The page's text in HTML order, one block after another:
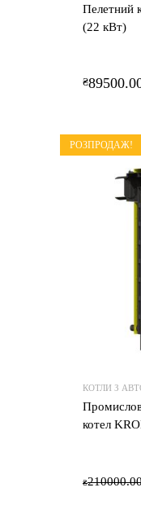
Пелетний
(22 кВт)
₴
РОЗПРОДАЖ!
КОТЛИ З
котел
₴